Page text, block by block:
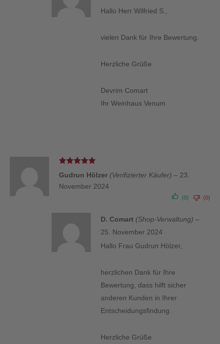
Hallo Herr Wilfried S.,
vielen Dank für Ihre Bewertung.
Herzliche Grüße
Devrim Comart
Ihr Weinhaus Venum
mit5 von 5
Gudrun Hölzer (Verifizierter Käufer) – 23.
November 2024
(0) (0)
D. Comart (Shop-Verwaltung) –
25. November 2024
Hallo Frau Gudrun Hölzer,
herzlichen Dank für Ihre
Bewertung, dass hilft sicher
anderen Kunden in Ihrer
Entscheidungsfindung.
Herzliche Grüße